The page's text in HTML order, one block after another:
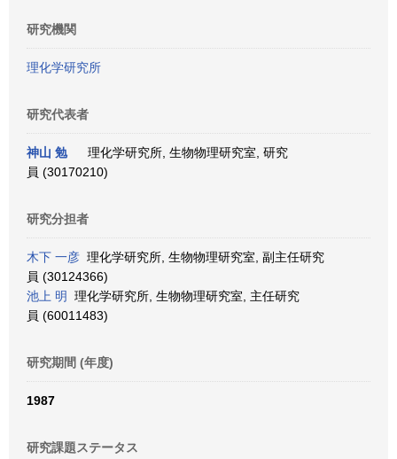
研究機関
理化学研究所
研究代表者
神山 勉
理化学研究所, 生物物理研究室, 研究
員 (30170210)
研究分担者
木下 一彦 理化学研究所, 生物物理研究室, 副主任研究
員 (30124366)
池上 明
理化学研究所, 生物物理研究室, 主任研究
員 (60011483)
研究期間 (年度)
1987
研究課題ステータス